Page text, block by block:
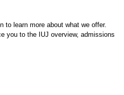
to learn more about what we offer.
you to the IUJ overview, admissions